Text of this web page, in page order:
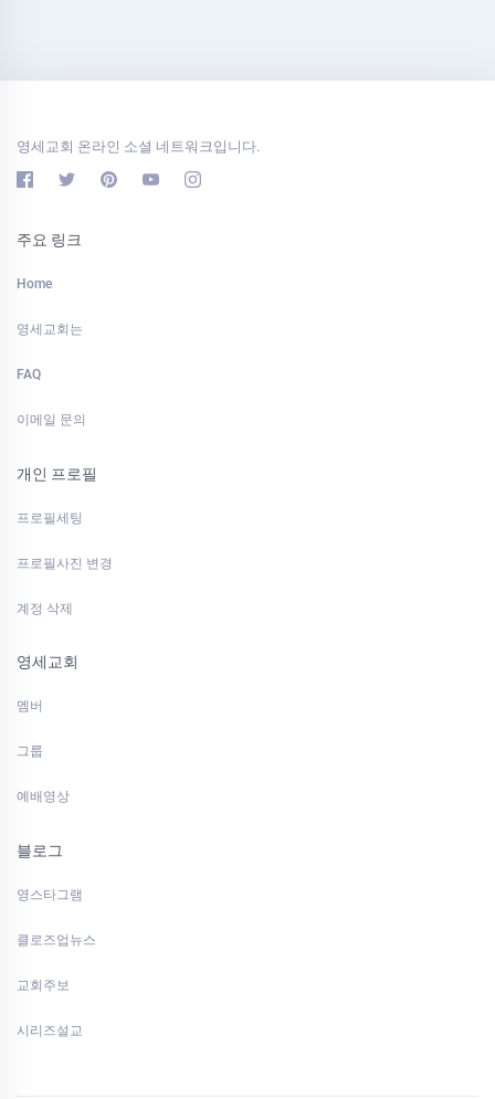
영세교회 온라인 소셜 네트워크입니다.
주요 링크
Home
영세교회는
FAQ
이메일 문의
개인 프로필
프로필세팅
프로필사진 변경
계정 삭제
영세교회
멤버
그룹
예배영상
블로그
영스타그램
클로즈업뉴스
교회주보
시리즈설교